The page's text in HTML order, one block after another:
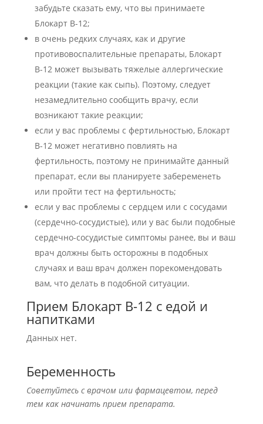
забудьте сказать ему, что вы принимаете
Блокарт В-12;
в очень редких случаях, как и другие
противовоспалительные препараты, Блокарт
В-12 может вызывать тяжелые аллергические
реакции (такие как сыпь). Поэтому, следует
незамедлительно сообщить врачу, если
возникают такие реакции;
если у вас проблемы с фертильностью, Блокарт
В-12 может негативно повлиять на
фертильность, поэтому не принимайте данный
препарат, если вы планируете забеременеть
или пройти тест на фертильность;
если у вас проблемы с сердцем или с сосудами
(сердечно-сосудистые), или у вас были подобные
сердечно-сосудистые симптомы ранее, вы и ваш
врач должны быть осторожны в подобных
случаях и ваш врач должен порекомендовать
вам, что делать в подобной ситуации.
Прием Блокарт В-12 с едой и
напитками
Данных нет.
Беременность
Советуйтесь с врачом или фармацевтом, перед
тем как начинать прием препарата.